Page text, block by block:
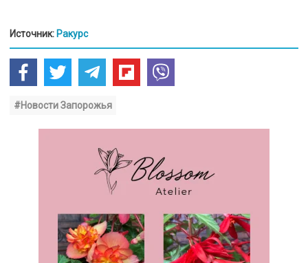
Источник: Ракурс
#Новости Запорожья